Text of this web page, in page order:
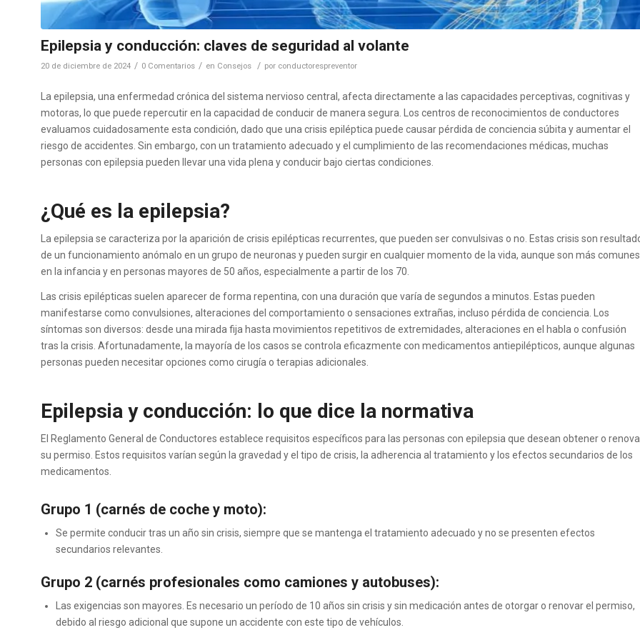
Epilepsia y conducción: claves de seguridad al volante
20 de diciembre de 2024 / 0 Comentarios / en Consejos / por conductorespreventor
La epilepsia, una enfermedad crónica del sistema nervioso central, afecta directamente a las capacidades perceptivas, cognitivas y
motoras, lo que puede repercutir en la capacidad de conducir de manera segura. Los centros de reconocimientos de conductores
evaluamos cuidadosamente esta condición, dado que una crisis epiléptica puede causar pérdida de conciencia súbita y aumentar el
riesgo de accidentes. Sin embargo, con un tratamiento adecuado y el cumplimiento de las recomendaciones médicas, muchas
personas con epilepsia pueden llevar una vida plena y conducir bajo ciertas condiciones.
¿Qué es la epilepsia?
La epilepsia se caracteriza por la aparición de crisis epilépticas recurrentes, que pueden ser convulsivas o no. Estas crisis son
de un funcionamiento anómalo en un grupo de neuronas y pueden surgir en cualquier momento de la vida, aunque son más comunes
en la infancia y en personas mayores de 50 años, especialmente a partir de los 70.
Las crisis epilépticas suelen aparecer de forma repentina, con una duración que varía de segundos a minutos. Estas pueden
manifestarse como convulsiones, alteraciones del comportamiento o sensaciones extrañas, incluso pérdida de conciencia. Los
síntomas son diversos: desde una mirada fija hasta movimientos repetitivos de extremidades, alteraciones en el habla o confusión
tras la crisis. Afortunadamente, la mayoría de los casos se controla eficazmente con medicamentos antiepilépticos, aunque algunas
personas pueden necesitar opciones como cirugía o terapias adicionales.
Epilepsia y conducción: lo que dice la normativa
El Reglamento General de Conductores establece requisitos específicos para las personas con epilepsia que desean obtener o
su permiso. Estos requisitos varían según la gravedad y el tipo de crisis, la adherencia al tratamiento y los efectos secundarios de los
medicamentos.
Grupo 1 (carnés de coche y moto):
Se permite conducir tras un año sin crisis, siempre que se mantenga el tratamiento adecuado y no se presenten efectos
secundarios relevantes.
Grupo 2 (carnés profesionales como camiones y autobuses):
Las exigencias son mayores. Es necesario un período de 10 años sin crisis y sin medicación antes de otorgar o renovar el permiso,
debido al riesgo adicional que supone un accidente con este tipo de vehículos.